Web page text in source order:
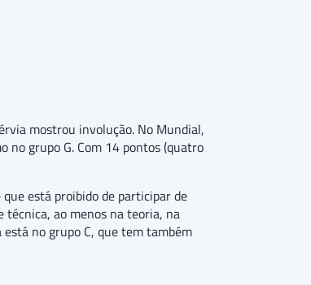
mostrou involução. No Mundial,
no grupo G. Com 14 pontos (quatro
está proibido de participar de
técnica, ao menos na teoria, na
no grupo C, que tem também